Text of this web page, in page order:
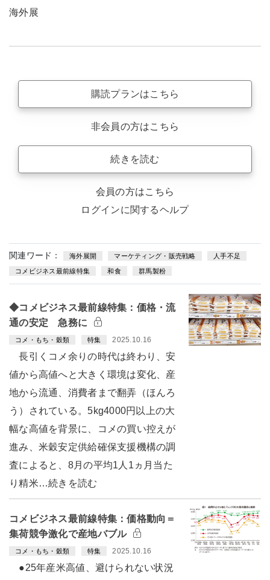
海外展
購読プランはこちら
非会員の方はこちら
続きを読む
会員の方はこちら
ログインに関するヘルプ
関連ワード： 海外展開 マーケティング・販売戦略 人手不足
コメビジネス最前線特集 和食 群馬製粉
◆コメビジネス最前線特集：価格・流
通の安定 急務に
コメ・もち・穀類 特集 2025.10.16
長引くコメ余りの時代は終わり、安
値から高値へと大きく環境は変化、産
地から流通、消費者まで翻弄（ほんろ
う）されている。5kg4000円以上の大
幅な高値を背景に、コメの買い控えが
進み、米穀安定供給確保支援機構の調
査によると、8月の平均1人1ヵ月当た
り精米…続きを読む
コメビジネス最前線特集：価格動向＝
集荷競争激化で産地バブル
コメ・もち・穀類 特集 2025.10.16
●25年産米高値、避けられない状況